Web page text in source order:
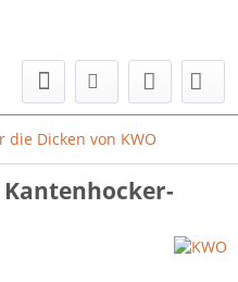
die Dicken von KWO
Kantenhocker-